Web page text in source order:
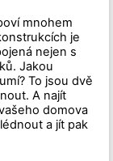
mnohem
je
nejen s
Jakou
To jsou dvě
A najít
domova
a jít pak